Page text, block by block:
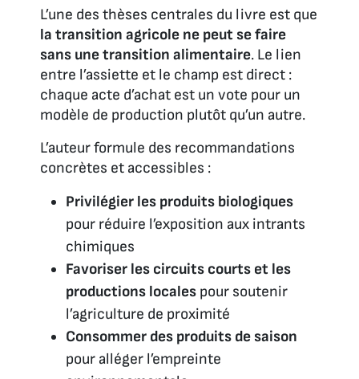
L’une des thèses centrales du livre est que
la transition agricole ne peut se faire
sans une transition alimentaire. Le lien
entre l’assiette et le champ est direct :
chaque acte d’achat est un vote pour un
modèle de production plutôt qu’un autre.
L’auteur formule des recommandations
concrètes et accessibles :
Privilégier les produits biologiques
pour réduire l’exposition aux intrants
chimiques
Favoriser les circuits courts et les
productions locales pour soutenir
l’agriculture de proximité
Consommer des produits de saison
pour alléger l’empreinte